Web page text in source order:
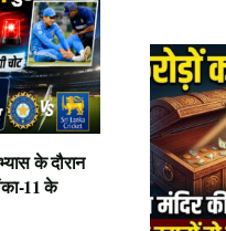
के दौरान
11 के